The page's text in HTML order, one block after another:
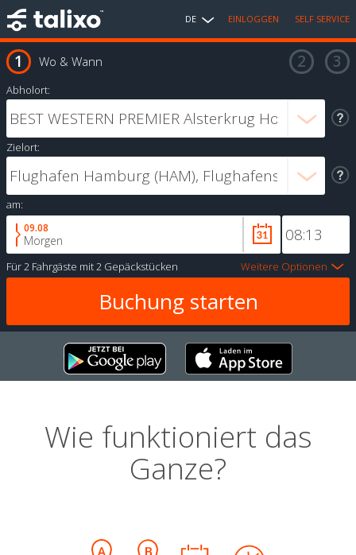
DE EINLOGGEN SELF SERVICE
Wo & Wann
Abholort:
Zielort:
am:
09.08
Morgen
Für2 Fahrgäste mit2 Gepäckstücken Weitere Optionen
Wie funktioniert das
Ganze?